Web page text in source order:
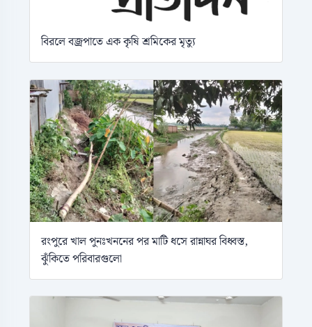
বিরলে বজ্রপাতে এক কৃষি শ্রমিকের মৃত্যু
রংপুরে খাল পুনঃখননের পর মাটি ধসে রান্নাঘর বিধ্বস্ত,
ঝুঁকিতে পরিবারগুলো